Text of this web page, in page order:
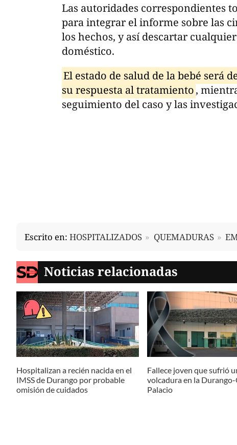
Las autoridades correspondientes
para integrar el informe sobre las
los hechos, y así descartar
doméstico.
El estado de salud de la bebé será
su respuesta al tratamiento,
seguimiento del caso y las
Escrito en: HOSPITALIZADOS QUEMADURAS
Noticias relacionadas
Hospitalizan a recién nacida en el
IMSS de Durango por probable
omisión de cuidados
Fallece joven que sufrió
volcadura en la
Palacio